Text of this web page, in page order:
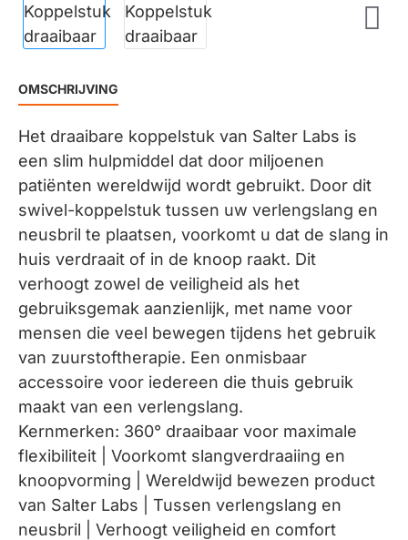
OMSCHRIJVING
Het draaibare koppelstuk van Salter Labs is
een slim hulpmiddel dat door miljoenen
patiënten wereldwijd wordt gebruikt. Door dit
swivel-koppelstuk tussen uw verlengslang en
neusbril te plaatsen, voorkomt u dat de slang in
huis verdraait of in de knoop raakt. Dit
verhoogt zowel de veiligheid als het
gebruiksgemak aanzienlijk, met name voor
mensen die veel bewegen tijdens het gebruik
van zuurstoftherapie. Een onmisbaar
accessoire voor iedereen die thuis gebruik
maakt van een verlengslang.
Kernmerken: 360° draaibaar voor maximale
flexibiliteit | Voorkomt slangverdraaiing en
knoopvorming | Wereldwijd bewezen product
van Salter Labs | Tussen verlengslang en
neusbril | Verhoogt veiligheid en comfort